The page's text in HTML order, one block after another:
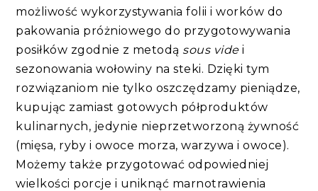
możliwość wykorzystywania folii i worków do
pakowania próżniowego do przygotowywania
posiłków zgodnie z metodą sous videi
sezonowania wołowiny na steki. Dzięki tym
rozwiązaniom nie tylko oszczędzamy pieniądze,
kupując zamiast gotowych półproduktów
kulinarnych, jedynie nieprzetworzoną żywność
(mięsa, ryby i owoce morza, warzywa i owoce).
Możemy także przygotować odpowiedniej
wielkości porcje i uniknąć marnotrawienia